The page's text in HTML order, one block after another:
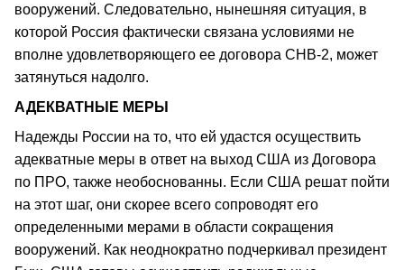
вооружений. Следовательно, нынешняя ситуация, в
которой Россия фактически связана условиями не
вполне удовлетворяющего ее договора СНВ-2, может
затянуться надолго.
АДЕКВАТНЫЕ МЕРЫ
Надежды России на то, что ей удастся осуществить
адекватные меры в ответ на выход США из Договора
по ПРО, также необоснованны. Если США решат пойти
на этот шаг, они скорее всего сопроводят его
определенными мерами в области сокращения
вооружений. Как неоднократно подчеркивал президент